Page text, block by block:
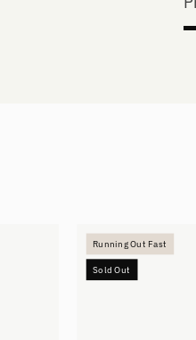
Running Out Fast
Sold Out